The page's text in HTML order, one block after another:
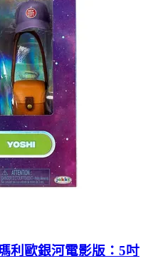
利歐銀河電影版：5吋